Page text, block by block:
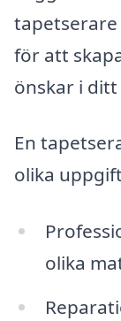
för att
önskar i ditt
En
olika
olika